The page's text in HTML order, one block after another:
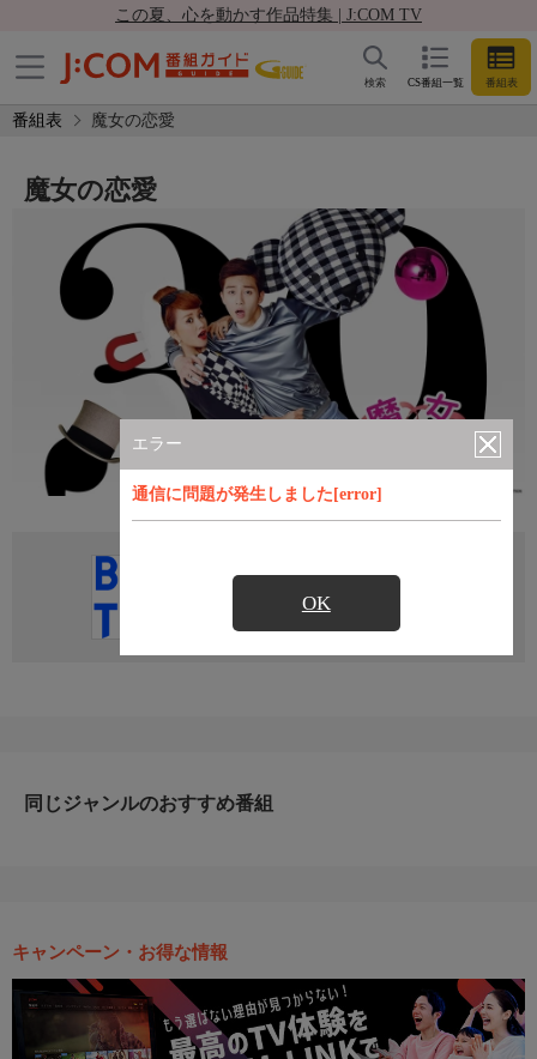
この夏、心を動かす作品特集 | J:COM TV
CS番組一覧 番組表
検索
番組表 魔女の恋愛
エラー
通信に問題が発生しました[error]
OK
魔女の恋愛
直近の放送予定はありません
同じジャンルのおすすめ番組
キャンペーン・お得な情報